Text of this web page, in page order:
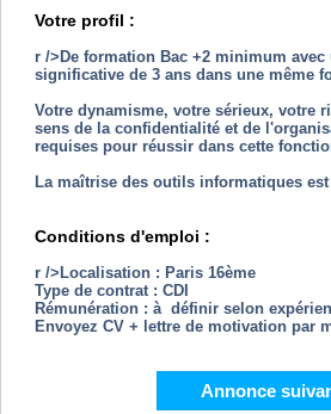
Votre profil :
r />De formation Bac +2 minimum avec
significative de 3 ans dans une même
Votre dynamisme, votre sérieux, votre
sens de la confidentialité et de
requises pour réussir dans cette
La maîtrise des outils informatiques
Conditions d'emploi :
r />Localisation : Paris 16ème
Type de contrat : CDI
Rémunération : à définir selon
Envoyez CV + lettre de motivation par
Annonce